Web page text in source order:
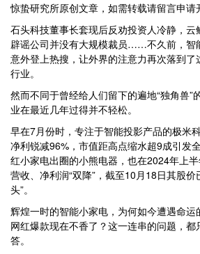
惊蛰研究所原创文章，如需转载请留言申请
石头科技董事长套现后反劝投资人冷静，云
辟谣公司并没有大规模裁员……不久前，智
意外登上热搜，让外界的注意力再次落到了
行业。
然而不同于曾经给人们留下的遍地“独角兽”
业在最近几年过得并不轻松。
早在7月份时，专注于智能投影产品的极米
净利锐减96%，市值距高点缩水超9成引发
红小家电出圈的小熊电器，也在2024年上半
营收、净利润“双降”，截至10月18日其股价
头”。
辉煌一时的智能小家电，为何如今遭遇命运
网红爆款现在不香了？这一连串的问题，
答。